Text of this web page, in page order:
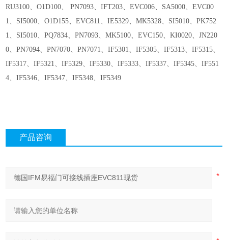
RU3100、O1D100、 PN7093、IFT203、EVC006、SA5000、EVC00
1、SI5000、O1D155、EVC811、IE5329、MK5328、SI5010、PK752
1、SI5010、PQ7834、PN7093、MK5100、EVC150、KI0020、JN220
0、PN7094、PN7070、PN7071、IF5301、IF5305、IF5313、IF5315、
IF5317、IF5321、IF5329、IF5330、IF5333、IF5337、IF5345、IF551
4、IF5346、IF5347、IF5348、IF5349
产品咨询